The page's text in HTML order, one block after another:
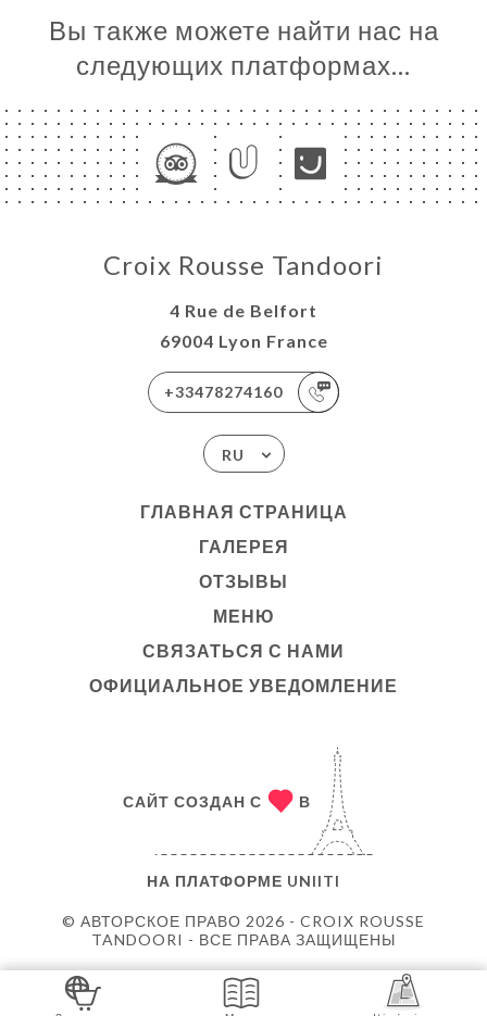
Вы также можете найти нас на
следующих платформах…
Croix Rousse Tandoori
4 Rue de Belfort
69004 Lyon France
+33478274160
RU
ГЛАВНАЯ СТРАНИЦА
ГАЛЕРЕЯ
ОТЗЫВЫ
МЕНЮ
СВЯЗАТЬСЯ С НАМИ
ОФИЦИАЛЬНОЕ УВЕДОМЛЕНИЕ
© АВТОРСКОЕ ПРАВО 2026 - CROIX ROUSSE
TANDOORI - ВСЕ ПРАВА ЗАЩИЩЕНЫ
САЙТ СОЗДАН С В
НА ПЛАТФОРМЕ UNIITI